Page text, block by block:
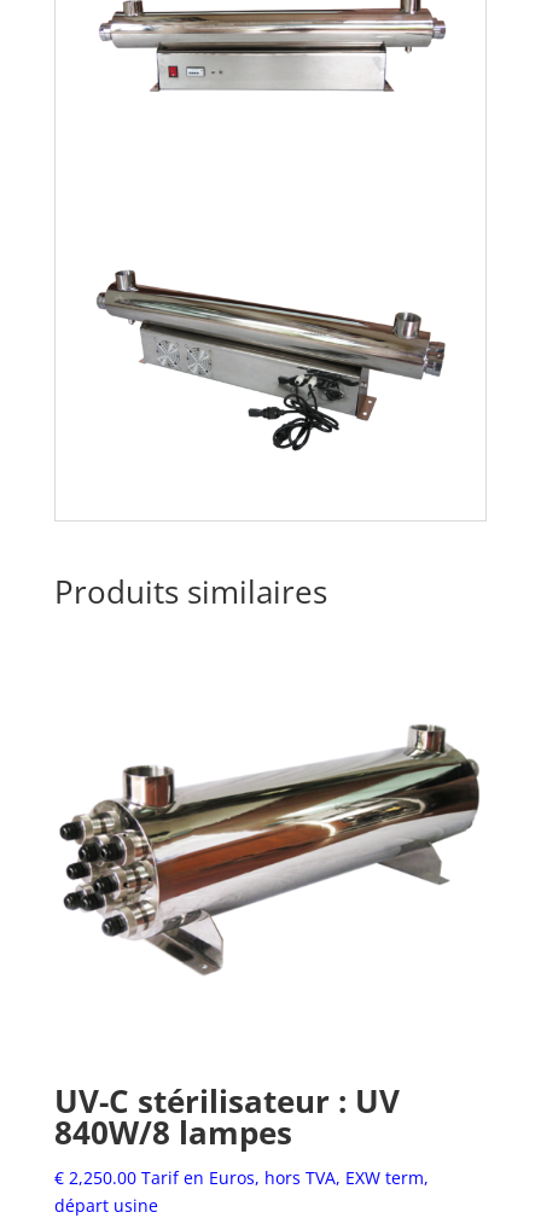
Produits similaires
UV-C stérilisateur : UV
840W/8 lampes
€2,250.00 Tarif en Euros, hors TVA, EXW term,
départ usine